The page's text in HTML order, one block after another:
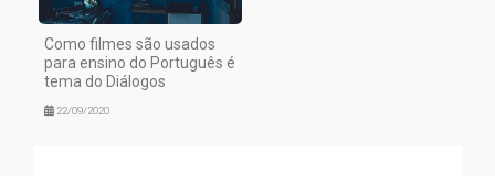
Como filmes são usados
para ensino do Português é
tema do Diálogos
22/09/2020